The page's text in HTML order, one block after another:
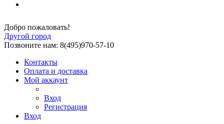
Добро пожаловать!
Другой город
Позвоните нам: 8(495)970-57-10
Контакты
Оплата и доставка
Мой аккаунт
Вход
Регистрация
Вход